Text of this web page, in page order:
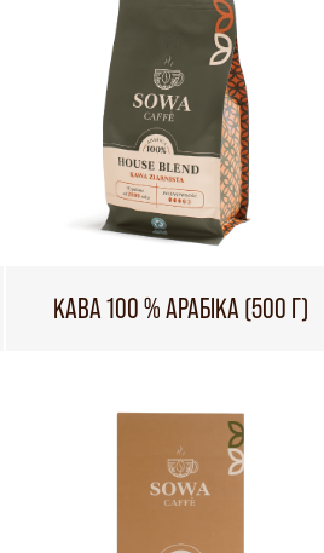
КАВА 100 % АРАБІКА (500 Г)